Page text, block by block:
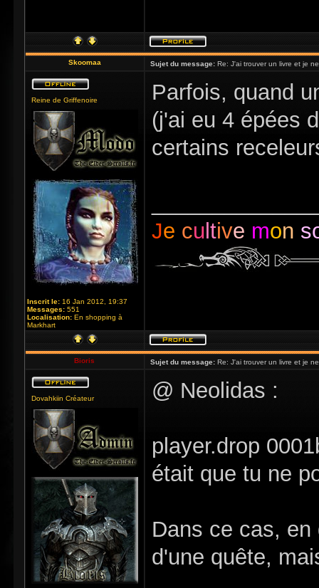
Skoomaa Sujet du message: Re: J'ai trouver un livre et je
Reine de Griffenoire
Inscrit le: 16 Jan 2012, 19:37
Messages: 551
Localisation: En shopping à
Markhart
Parfois, quand
(j'ai eu 4 épées
certains
Je cu ltive mon
Bioris Sujet du message: Re: J'ai trouver un livre et je
Dovahkiin Créateur @ Neolidas :
player.drop
était que tu ne
Dans ce cas,
d'une quête,